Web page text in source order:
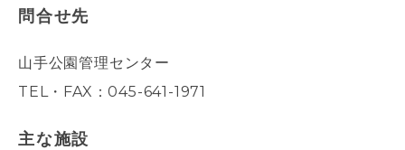
問合せ先
山手公園管理センター
TEL・FAX：045-641-1971
主な施設